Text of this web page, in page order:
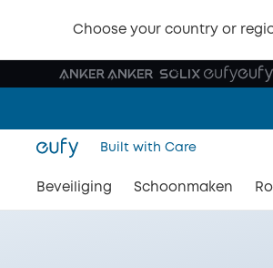
Choose your country or
Built with Care
Beveiliging Schoonmaken